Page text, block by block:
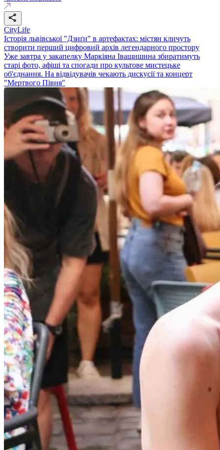
CityLife
Історія львівської "Дзиґи" в артефактах: містян кличуть
створити перший цифровий архів легендарного простору
Уже завтра у закапелку Маркіяна Іващишина збиратимуть
старі фото, афіші та спогади про культове мистецьке
об'єднання. На відвідувачів чекають дискусії та концерт
"Мертвого Півня"